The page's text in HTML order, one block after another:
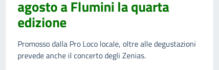
agosto a Flumini la quarta
edizione
Promosso dalla Pro Loco locale, oltre alle degustazioni
prevede anche il concerto degli Zenias.